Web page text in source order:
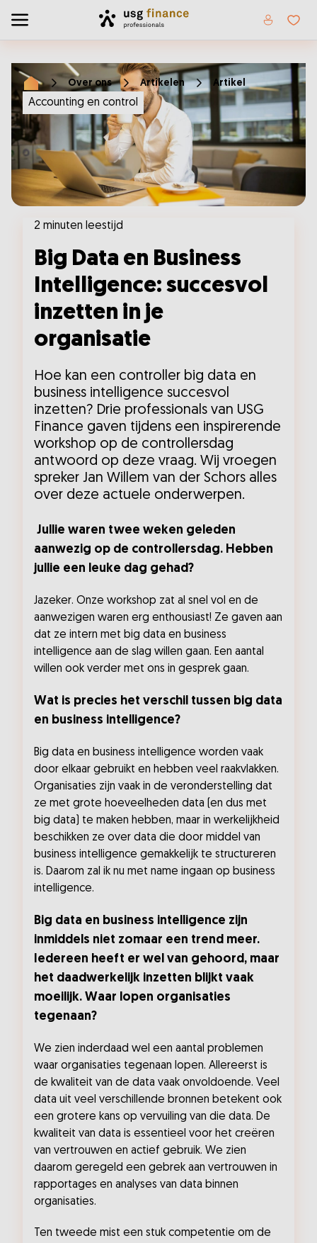
Toggle menu
Home
Home
Over ons Artikelen Artikel
Accounting en control
2 minuten leestijd
Big Data en Business
Intelligence: succesvol
inzetten in je
organisatie
Hoe kan een controller big data en
business intelligence succesvol
inzetten? Drie professionals van USG
Finance gaven tijdens een inspirerende
workshop op de controllersdag
antwoord op deze vraag. Wij vroegen
spreker Jan Willem van der Schors alles
over deze actuele onderwerpen.
Jullie waren twee weken geleden
aanwezig op de controllersdag. Hebben
jullie een leuke dag gehad?
Jazeker. Onze workshop zat al snel vol en de
aanwezigen waren erg enthousiast! Ze gaven aan
dat ze intern met big data en business
intelligence aan de slag willen gaan. Een aantal
willen ook verder met ons in gesprek gaan.
Wat is precies het verschil tussen big data
en business intelligence?
Big data en business intelligence worden vaak
door elkaar gebruikt en hebben veel raakvlakken.
Organisaties zijn vaak in de veronderstelling dat
ze met grote hoeveelheden data (en dus met
big data) te maken hebben, maar in werkelijkheid
beschikken ze over data die door middel van
business intelligence gemakkelijk te structureren
is. Daarom zal ik nu met name ingaan op business
intelligence.
Big data en business intelligence zijn
inmiddels niet zomaar een trend meer.
Iedereen heeft er wel van gehoord, maar
het daadwerkelijk inzetten blijkt vaak
moeilijk. Waar lopen organisaties
tegenaan?
We zien inderdaad wel een aantal problemen
waar organisaties tegenaan lopen. Allereerst is
de kwaliteit van de data vaak onvoldoende. Veel
data uit veel verschillende bronnen betekent ook
een grotere kans op vervuiling van die data. De
kwaliteit van data is essentieel voor het creëren
van vertrouwen en actief gebruik. We zien
daarom geregeld een gebrek aan vertrouwen in
rapportages en analyses van data binnen
organisaties.
Ten tweede mist een stuk competentie om de